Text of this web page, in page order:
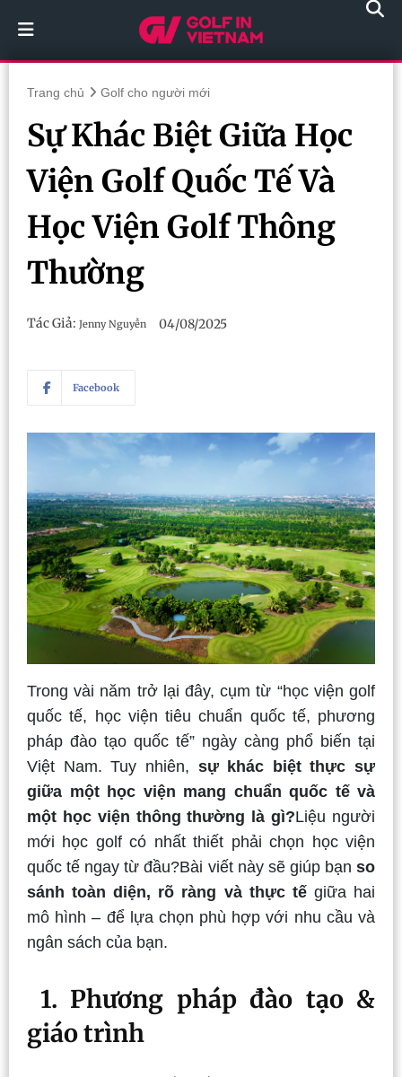
Trang chủ Golf cho người mới
Sự Khác Biệt Giữa Học
Viện Golf Quốc Tế Và
Học Viện Golf Thông
Thường
Tác Giả: Jenny Nguyễn 04/08/2025
Facebook
Trong vài năm trở lại đây, cụm từ “học viện golf
quốc tế, học viện tiêu chuẩn quốc tế, phương
pháp đào tạo quốc tế” ngày càng phổ biến tại
Việt Nam. Tuy nhiên, sự khác biệt thực sự
giữa một học viện mang chuẩn quốc tế và
một học viện thông thường là gì?Liệu người
mới học golf có nhất thiết phải chọn học viện
quốc tế ngay từ đầu?Bài viết này sẽ giúp bạn so
sánh toàn diện, rõ ràng và thực tếgiữa hai
mô hình – để lựa chọn phù hợp với nhu cầu và
ngân sách của bạn.
1. Phương pháp đào tạo &
giáo trình